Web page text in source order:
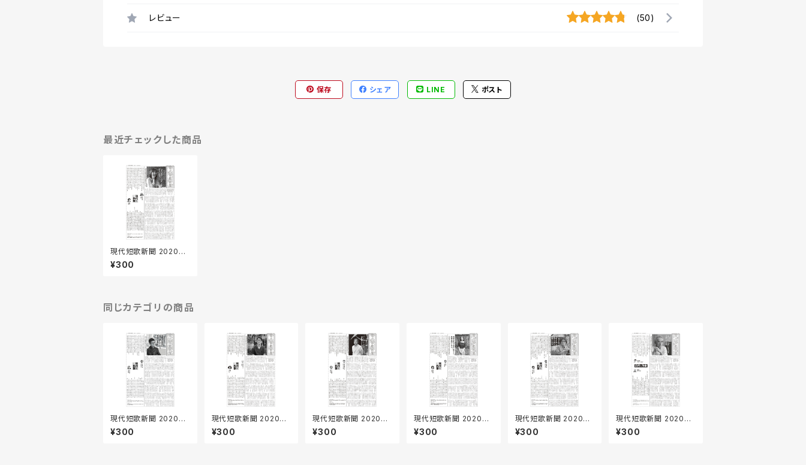
レビュー (50)
保存 シェア LINE ポスト
最近チェックした商品
現代短歌新聞 2020年1
1月号
¥300
同じカテゴリの商品
現代短歌新聞 2020年1
2月号
¥300
現代短歌新聞 2020年1
0月号
¥300
現代短歌新聞 2020年
9月号
¥300
現代短歌新聞 2020年
8月号
¥300
現代短歌新聞 2020年
7月号
¥300
現代短歌新聞 2020年
6月号
¥300